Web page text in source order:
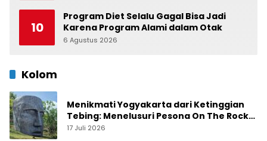
10
Program Diet Selalu Gagal Bisa Jadi
Karena Program Alami dalam Otak
6 Agustus 2026
Kolom
Menikmati Yogyakarta dari Ketinggian
Tebing: Menelusuri Pesona On The Rock
Jogja yang Sedang Naik Daun
17 Juli 2026